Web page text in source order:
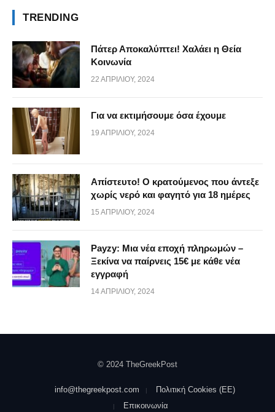
TRENDING
Πάτερ Αποκαλύπτει! Χαλάει η Θεία
Κοινωνία
22 ΑΠΡΙΛΊΟΥ, 2024
Για να εκτιμήσουμε όσα έχουμε
19 ΑΠΡΙΛΊΟΥ, 2024
Απίστευτο! Ο κρατούμενος που άντεξε
χωρίς νερό και φαγητό για 18 ημέρες
15 ΑΠΡΙΛΊΟΥ, 2024
Payzy: Μια νέα εποχή πληρωμών –
Ξεκίνα να παίρνεις 15€ με κάθε νέα
εγγραφή
14 ΑΠΡΙΛΊΟΥ, 2024
© 2024 TheGreekPost
info@thegreekpost.com
Πολιτική Cookies (ΕΕ)
Επικοινωνία